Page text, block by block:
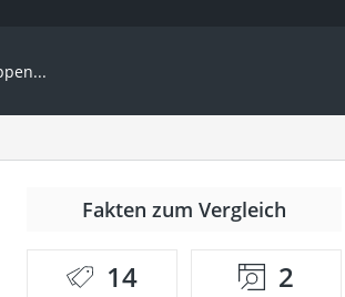
Fakten zum Vergleich
14 2